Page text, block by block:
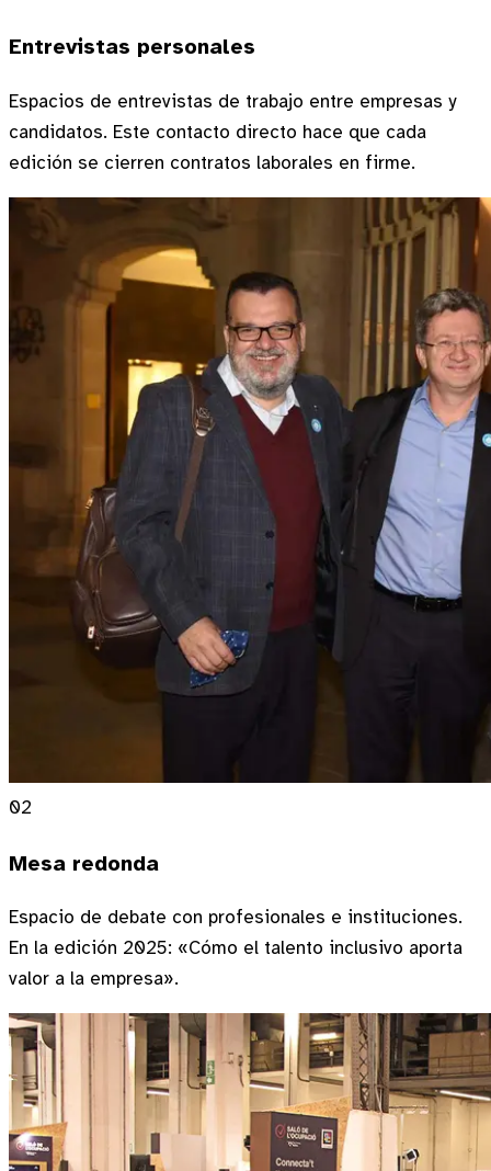
Entrevistas personales
Espacios de entrevistas de trabajo entre empresas y
candidatos. Este contacto directo hace que cada
edición se cierren contratos laborales en firme.
02
Mesa redonda
Espacio de debate con profesionales e instituciones.
En la edición 2025: «Cómo el talento inclusivo aporta
valor a la empresa».